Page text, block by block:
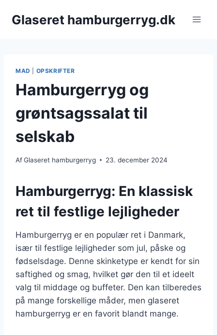
Glaseret hamburgerryg.dk
MAD OPSKRIFTER
Hamburgerryg og
grøntsagssalat til
selskab
AfGlaseret hamburgerryg 23. december 2024
Hamburgerryg: En klassisk
ret til festlige lejligheder
Hamburgerryg er en populær ret i Danmark,
især til festlige lejligheder som jul, påske og
fødselsdage. Denne skinketype er kendt for sin
saftighed og smag, hvilket gør den til et ideelt
valg til middage og buffeter. Den kan tilberedes
på mange forskellige måder, men glaseret
hamburgerryg er en favorit blandt mange.